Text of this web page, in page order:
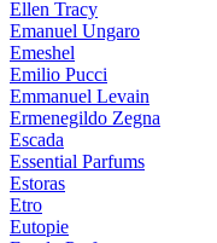
Ellen Tracy
Emanuel Ungaro
Emeshel
Emilio Pucci
Emmanuel Levain
Ermenegildo Zegna
Escada
Essential Parfums
Estoras
Etro
Eutopie